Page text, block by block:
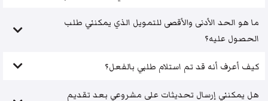
ما هو الحد الأدنى والأقصى للتمويل الذي يمكنني طلب
الحصول عليه؟
كيف أعرف أنه قد تم استلام طلبي بالفعل؟
هل يمكنني إرسال تحديثات على مشروعي بعد تقديم